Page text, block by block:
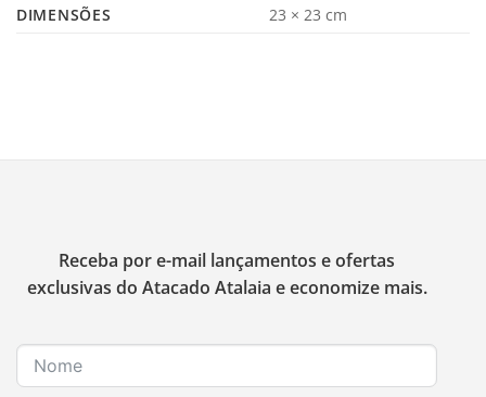
DIMENSÕES
23 × 23 cm
Receba por e-mail lançamentos e ofertas
exclusivas do Atacado Atalaia e economize mais.